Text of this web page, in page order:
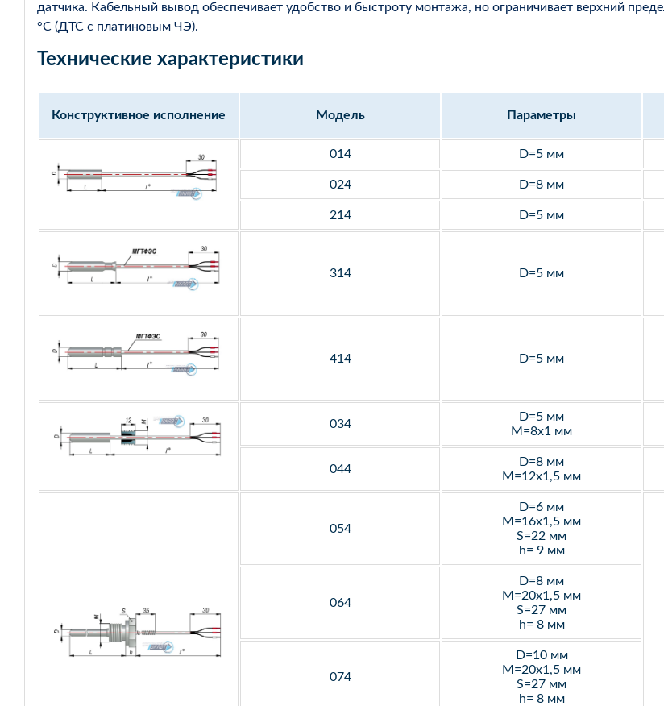
датчика. Кабельный вывод обеспечивает удобство и быстроту монтажа, но ограничивает верхний
°С (ДТС с платиновым ЧЭ).
Технические характеристики
Конструктивное исполнение Модель Параметры
014 D=5 мм
024 D=8 мм
214 D=5 мм
314 D=5 мм
414 D=5 мм
034
D=5 мм
M=8х1 мм
044
D=8 мм
M=12х1,5 мм
054
D=6 мм
M=16х1,5 мм
S=22 мм
h= 9 мм
064
D=8 мм
M=20х1,5 мм
S=27 мм
h= 8 мм
074
D=10 мм
M=20х1,5 мм
S=27 мм
h= 8 мм